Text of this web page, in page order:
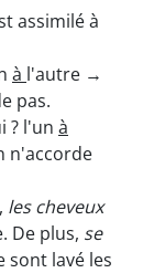
assimilé à
à l'autre →
pas.
? l'un à
n'accorde
les cheveux
De plus, se
sont lavé les